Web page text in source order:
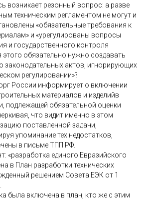
возникает резонный вопрос: а разве
техническим регламентом не могут и
«обязательные требования к
и «урегулированы вопросы
и государственного контроля
этого обязательно нужно создавать
законодательных актов, игнорирующих
регулировании»?
России информирует о включении
материалов и изделийв
подлежащей обязательной оценки
что видит именно в этом
поставленной задачи,
упоминание тех недостатков,
в письме ТПП РФ.
«разработка единого Евразийского
в План разработки технических
решением Совета ЕЭК от 1
была включена в план, кто же с этим